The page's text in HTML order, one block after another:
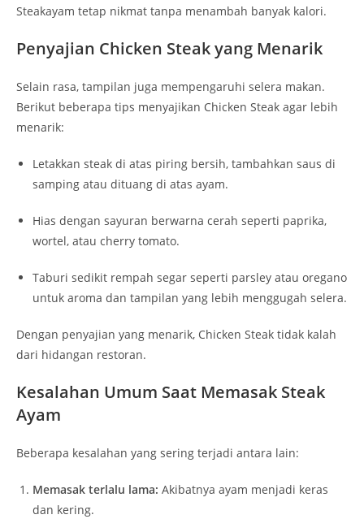
Steakayam tetap nikmat tanpa menambah banyak kalori.
Penyajian Chicken Steak yang Menarik
Selain rasa, tampilan juga mempengaruhi selera makan.
Berikut beberapa tips menyajikan Chicken Steak agar lebih
menarik:
Letakkan steak di atas piring bersih, tambahkan saus di
samping atau dituang di atas ayam.
Hias dengan sayuran berwarna cerah seperti paprika,
wortel, atau cherry tomato.
Taburi sedikit rempah segar seperti parsley atau oregano
untuk aroma dan tampilan yang lebih menggugah selera.
Dengan penyajian yang menarik, Chicken Steak tidak kalah
dari hidangan restoran.
Kesalahan Umum Saat Memasak Steak
Ayam
Beberapa kesalahan yang sering terjadi antara lain:
Memasak terlalu lama: Akibatnya ayam menjadi keras
dan kering.